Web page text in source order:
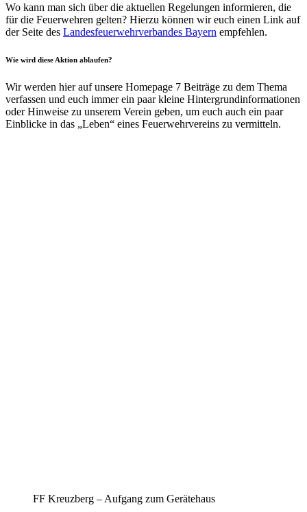
Wo kann man sich über die aktuellen Regelungen informieren, die
für die Feuerwehren gelten? Hierzu können wir euch einen Link auf
der Seite des Landesfeuerwehrverbandes Bayern empfehlen.
Wie wird diese Aktion ablaufen?
Wir werden hier auf unsere Homepage 7 Beiträge zu dem Thema
verfassen und euch immer ein paar kleine Hintergrundinformationen
oder Hinweise zu unserem Verein geben, um euch auch ein paar
Einblicke in das „Leben“ eines Feuerwehrvereins zu vermitteln.
FF Kreuzberg – Aufgang zum Gerätehaus